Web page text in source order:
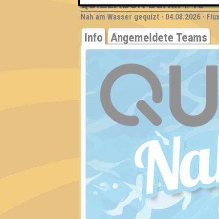
QUIZLABOR Berlin #43
Nah am Wasser gequizt · 04.08.2026 ·
Info Angemeldete Teams